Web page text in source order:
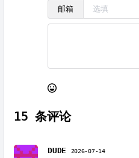
邮箱
15 条评论
DUDE 2026-07-14